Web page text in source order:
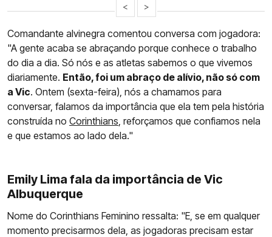
< >
Comandante alvinegra comentou conversa com jogadora:
"A gente acaba se abraçando porque conhece o trabalho
do dia a dia. Só nós e as atletas sabemos o que vivemos
diariamente. Então, foi um abraço de alívio, não só com
a Vic. Ontem (sexta-feira), nós a chamamos para
conversar, falamos da importância que ela tem pela história
construída no Corinthians , reforçamos que confiamos nela
e que estamos ao lado dela."
Emily Lima fala da importância de Vic
Albuquerque
Nome do Corinthians Feminino ressalta: "E, se em qualquer
momento precisarmos dela, as jogadoras precisam estar